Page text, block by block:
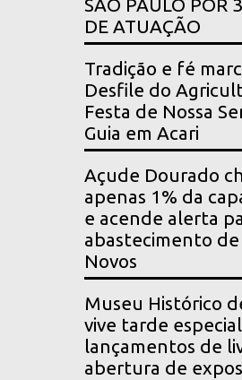
SÃO PAULO POR
DE ATUAÇÃO
Tradição e fé
Desfile do
Festa de Nossa
Guia em Acari
Açude Dourado
apenas 1% da
e acende alerta
abastecimento de
Novos
Museu Histórico
vive tarde
lançamentos de
abertura de